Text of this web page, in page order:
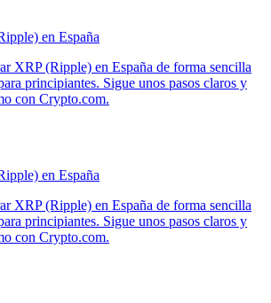
en España
XRP (Ripple) en España de forma sencilla
principiantes. Sigue unos pasos claros y
con Crypto.com.
en España
XRP (Ripple) en España de forma sencilla
principiantes. Sigue unos pasos claros y
con Crypto.com.